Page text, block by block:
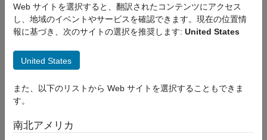
How useful was this information?
Web サイトを選択すると、翻訳されたコンテンツにアクセス
し、地域のイベントやサービスを確認できます。現在の位置情
報に基づき、次のサイトの選択を推奨します: United States
United States
また、以下のリストから Web サイトを選択することもできま
す。
南北アメリカ